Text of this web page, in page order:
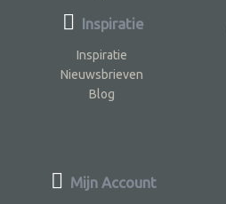
Inspiratie
Inspiratie
Nieuwsbrieven
Blog
Mijn Account